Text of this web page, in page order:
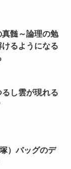
真髄～論理の勉
るようになる
し雲が現れる
）バッグのデ